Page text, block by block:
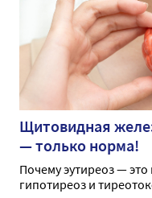
Щитовидная
— только норма!
Почему эутиреоз —
гипотиреоз и